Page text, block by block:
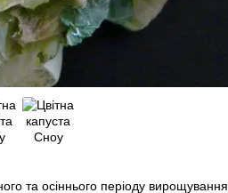
та осіннього періоду вирощування.